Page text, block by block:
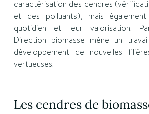
caractérisation des cendres
et des polluants), mais
quotidien et leur valorisation.
Direction biomasse mène un
développement de nouvelles
vertueuses.
Les cendres de